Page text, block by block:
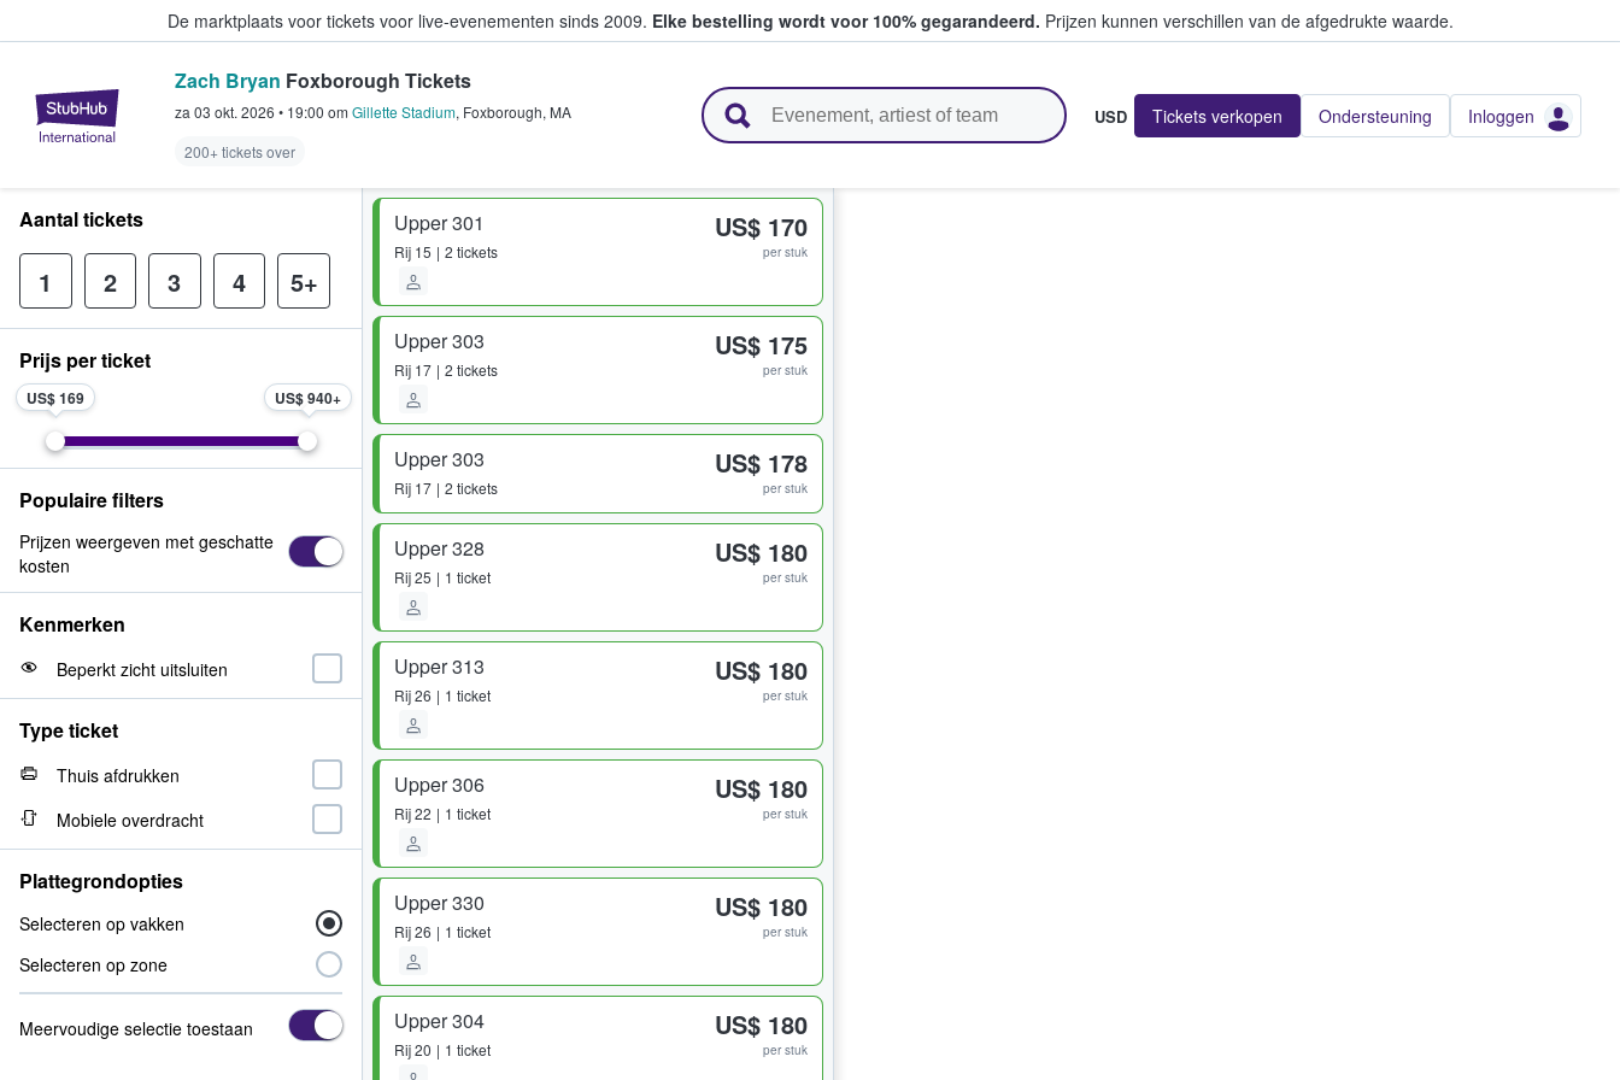
De marktplaats voor tickets voor live-evenementen sinds 2009. Elke bestelling wordt voor 100% gegarandeerd. Prijzen kunnen verschillen van de afgedrukte waarde.
StubHub: waar fans tickets kopen en verkopen
Zach Bryan Foxborough Tickets
za 03 okt. 2026 • 19:00 om Gillette Stadium, Foxborough, MA
200+ tickets over
USD Tickets verkopen Ondersteuning Inloggen
Upper 301
Rij 15 2 tickets
US$ 170
per stuk
Upper 303
Rij 17 2 tickets
US$ 175
per stuk
Upper 303
Rij 17 2 tickets
US$ 178
per stuk
Upper 328
Rij25 1 ticket
US$ 180
per stuk
Upper 313
Rij26 1 ticket
US$ 180
per stuk
Upper 306
Rij22 1 ticket
US$ 180
per stuk
Upper 330
Rij26 1 ticket
US$ 180
per stuk
Upper 304
Rij20 1 ticket
US$ 180
per stuk
Aantal tickets
1 2 3 4 5+
Prijs per ticket
US$ 169 US$ 940
Populaire filters
Prijzen weergeven met geschatte
kosten
Kenmerken
Beperkt zicht uitsluiten
Type ticket
Thuis afdrukken
Mobiele overdracht
Plattegrondopties
Selecteren op vakken
Selecteren op zone
Meervoudige selectie toestaan